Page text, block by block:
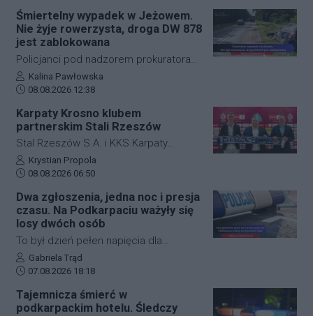
wprowadzono czasową organizację
ruchu.
zdarzenie drogowe w miejscowości
Przysieki doprowadziło do utrudnień na
drodze krajowej nr 28. Na miejscu
natychmiast pojawiła się policja, która
wprowadziła zmianę w organizacji
ruchu, by zabezpieczyć teren i uniknąć
Śmiertelny wypadek w Jeżowem.
Nie żyje rowerzysta, droga DW 878
jest zablokowana
Policjanci pod nadzorem prokuratora
ustalają szczegółowe okoliczności
tragicznego wypadku, do którego
Jeżowe w powiecie niżańskim. W
wyniku zderzenia samochodu
osobowego z rowerzystą, śmierć na
miejscu poniósł kierujący jednośladem.
Droga wojewódzka nr 878 jest
całkowicie zablokowana.
Autor artykułu:
Kalina Pawłowska
Data dodania artykułu:
08.08.2026 12:38
Karpaty Krosno klubem
partnerskim Stali Rzeszów
Stal Rzeszów S.A. i KKS Karpaty
Krosno rozpoczęły oficjalną
współpracę. Kluby podpisały
długoterminową umowę partnerską,
która ma obejmować m.in. wymianę
doświadczeń, rozwój szkolenia
młodzieży oraz obserwację i
pozyskiwanie utalentowanych
zawodników z regionu.
Autor artykułu:
Krystian Propola
Data dodania artykułu:
08.08.2026 06:50
Dwa zgłoszenia, jedna noc i presja
czasu. Na Podkarpaciu ważyły się
losy dwóch osób
To był dzień pełen napięcia dla
funkcjonariuszy z powiatu niżańskiego.
W ciągu zaledwie kilkunastu godzin
służby ratunkowe musiały
przeprowadzić dwie niezależne,
Autor artykułu:
Gabriela Trąd
Data dodania artykułu:
07.08.2026 18:18
Tajemnicza śmierć w
podkarpackim hotelu. Śledczy